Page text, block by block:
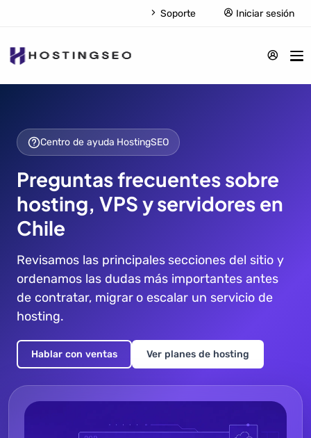
Soporte Iniciar sesión
Centro de ayuda HostingSEO
Preguntas frecuentes sobre
hosting, VPS y servidores en
Chile
Revisamos las principales secciones del sitio y
ordenamos las dudas más importantes antes
de contratar, migrar o escalar un servicio de
hosting.
Hablar con ventas Ver planes de hosting